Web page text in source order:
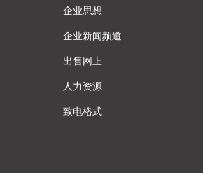
企业思想
企业新闻频道
出售网上
人力资源
致电格式